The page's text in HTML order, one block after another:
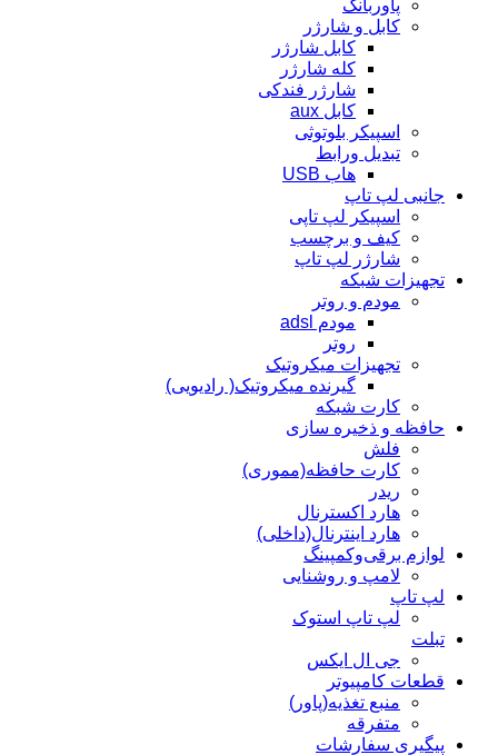
پاوربانک
کابل و شارژر
کابل شارژر
کله شارژر
شارژر فندکی
کابل aux
اسپیکر بلوتوثی
تبدیل ورابط
هاب USB
جانبی لپ تاپ
اسپیکر لپ تاپی
کیف و برچسب
شارژر لپ تاپ
تجهیزات شبکه
مودم و روتر
مودم adsl
روتر
تجهیزات میکروتیک
گیرنده میکروتیک( رادیویی)
کارت شبکه
حافظه و ذخیره سازی
فلش
کارت حافظه(مموری)
ریدر
هارد اکسترنال
هارد اینترنال(داخلی)
لوازم برقی‌وکمپینگ
لامپ و روشنایی
لپ تاپ
لپ تاپ استوک
تبلت
جی ال ایکس
قطعات کامپیوتر
منبع تغذیه(پاور)
متفرقه
پیگیری سفارشات